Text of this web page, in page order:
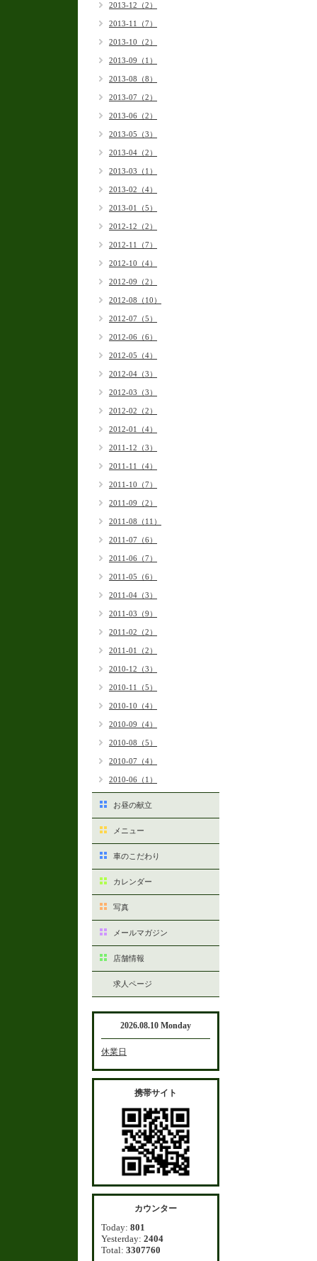
2013-12（2）
2013-11（7）
2013-10（2）
2013-09（1）
2013-08（8）
2013-07（2）
2013-06（2）
2013-05（3）
2013-04（2）
2013-03（1）
2013-02（4）
2013-01（5）
2012-12（2）
2012-11（7）
2012-10（4）
2012-09（2）
2012-08（10）
2012-07（5）
2012-06（6）
2012-05（4）
2012-04（3）
2012-03（3）
2012-02（2）
2012-01（4）
2011-12（3）
2011-11（4）
2011-10（7）
2011-09（2）
2011-08（11）
2011-07（6）
2011-06（7）
2011-05（6）
2011-04（3）
2011-03（9）
2011-02（2）
2011-01（2）
2010-12（3）
2010-11（5）
2010-10（4）
2010-09（4）
2010-08（5）
2010-07（4）
2010-06（1）
お昼の献立
メニュー
車のこだわり
カレンダー
写真
メールマガジン
店舗情報
求人ページ
2026.08.10 Monday
休業日
携帯サイト
カウンター
Today: 801
Yesterday: 2404
Total: 3307760